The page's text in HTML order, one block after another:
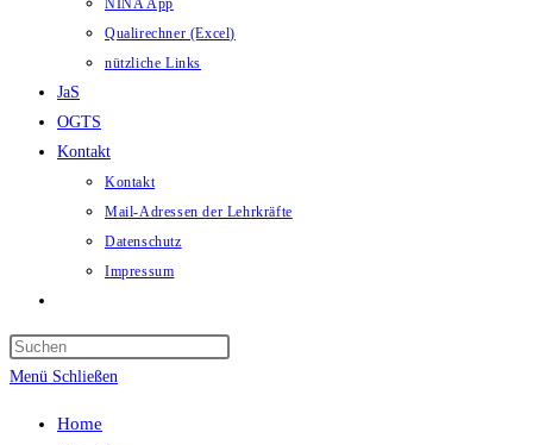
NINA App
Qualirechner (Excel)
nützliche Links
JaS
OGTS
Kontakt
Kontakt
Mail-Adressen der Lehrkräfte
Datenschutz
Impressum
umschalten
Menü Schließen
Home